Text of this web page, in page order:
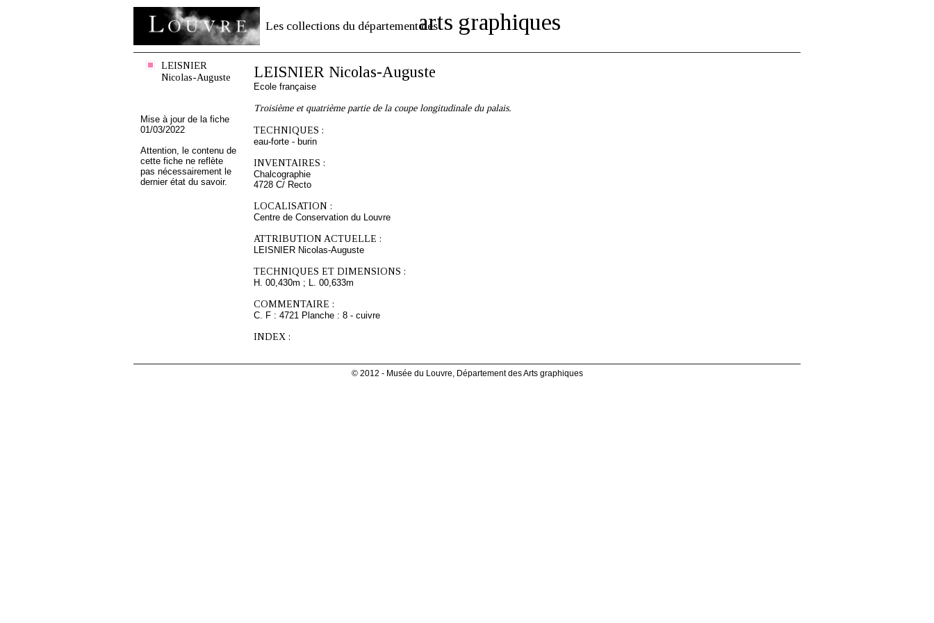
Les collections du département desarts graphiques
LEISNIER
Nicolas-Auguste
Mise à jour de la fiche
01/03/2022
Attention, le contenu de
cette fiche ne reflète
pas nécessairement le
dernier état du savoir.
LEISNIER Nicolas-Auguste
Ecole française
Troisième et quatrième partie de la coupe longitudinale du palais.
TECHNIQUES :
eau-forte - burin
INVENTAIRES :
Chalcographie
4728 C/ Recto
LOCALISATION :
Centre de Conservation du Louvre
ATTRIBUTION ACTUELLE :
LEISNIER Nicolas-Auguste
TECHNIQUES ET DIMENSIONS :
H. 00,430m ; L. 00,633m
COMMENTAIRE :
C. F : 4721 Planche : 8 - cuivre
INDEX :
© 2012 - Musée du Louvre, Département des Arts graphiques